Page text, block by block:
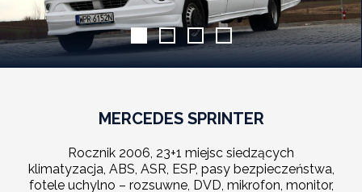
MERCEDES SPRINTER
Rocznik 2006, 23+1 miejsc siedzących
klimatyzacja, ABS, ASR, ESP, pasy bezpieczeństwa,
fotele uchylno – rozsuwne, DVD, mikrofon, monitor,